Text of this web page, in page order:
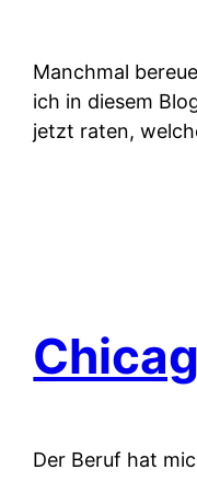
Manchmal
ich in diesem
jetzt raten,
Der Beruf hat